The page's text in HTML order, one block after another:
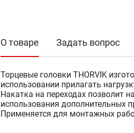
О товаре Задать вопрос
Торцевые головки THORVIK
использовании прилагать
Накатка на переходах позволит
использования дополнительных
Применяется для монтажных